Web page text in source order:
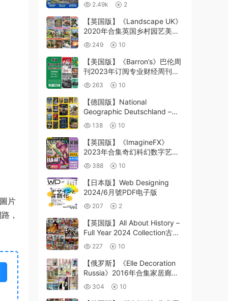
片
，
2.49k 2
【英国版】《Landscape UK》
2020年合集英国乡村园艺美食
生活种植花园布局pdf杂志（12
本）
249 10
【美国版】《Barron’s》巴伦周
刊2023年订阅专业财经周刊投
资金融判断分析pdf杂志期刊
（每月更新）
263 10
【德国版】National
Geographic Deutschland –
2024 Jahrgang年合集PDF电
子版杂志
138 10
【英国版】《ImagineFX》
2023年合集奇幻科幻数字艺术
家涂鸦绘画指导技巧pdf杂志
（年订阅）
388 10
【日本版】Web Designing
2024/6月號PDF电子版
207 2
【英国版】All About History –
Full Year 2024 Collection古代
文明历史发展pdf杂志
227 10
【俄罗斯】《Elle Decoration
Russia》2016年合集家居廊俄
罗斯时尚奢华室内软装设计装饰
杂志PDF（10本）
304 10